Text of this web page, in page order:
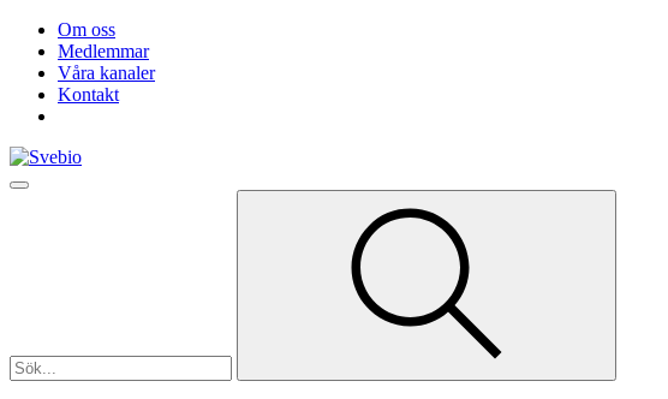
Om oss
Medlemmar
Våra kanaler
Kontakt